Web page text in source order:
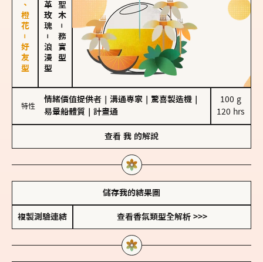
佛手柑、橙花－好友型 －
浪漫型
－
務實型
特性
情緒價值提供者 溝通專家 驚喜製造機
易暈船體質
計畫通
100 g
120 hrs
查看 我 的解說
儲存我的結果圖
複製測驗連結 查看香氛類型全解析 >>>